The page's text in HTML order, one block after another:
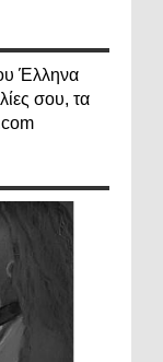
Έλληνα
σου, τα